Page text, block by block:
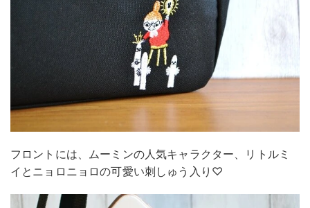
フロントには、ムーミンの人気キャラクター、リトルミ
イとニョロニョロの可愛い刺しゅう入り♡